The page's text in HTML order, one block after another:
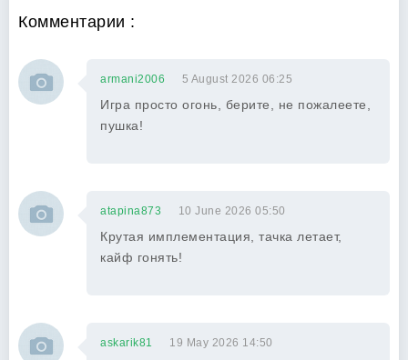
Комментарии :
armani2006 5 August 2026 06:25
Игра просто огонь, берите, не пожалеете,
пушка!
atapina873 10 June 2026 05:50
Крутая имплементация, тачка летает,
кайф гонять!
askarik81 19 May 2026 14:50